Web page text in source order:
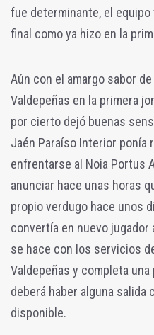
fue determinante, el
final como ya hizo en la
Aún con el amargo sabor
Valdepeñas en la primera
por cierto dejó buenas
Jaén Paraíso Interior ponía
enfrentarse al Noia Portus
anunciar hace unas horas
propio verdugo hace unos
convertía en nuevo jugador
se hace con los servicios
Valdepeñas y completa
deberá haber alguna salida
disponible.